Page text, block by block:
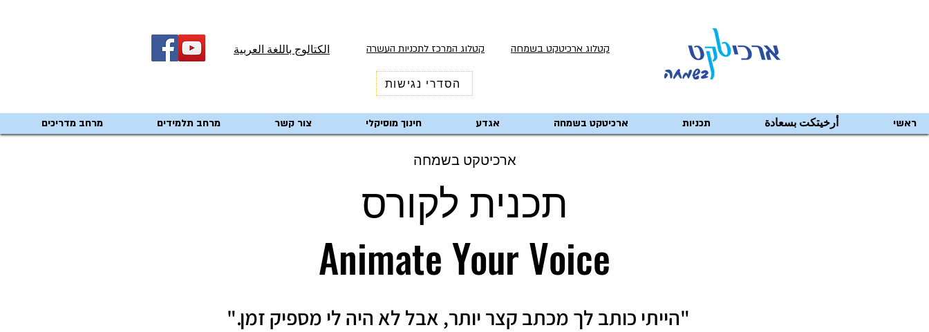
الكتالوج باللغة العربية קטלוג המרכז לתכניות העשרה קטלוג ארכיטקט בשמחה
הסדרי נגישות
ראשי أرخيتكت بسعادة תכניות ארכיטקט בשמחה אגדע חינוך מוסיקלי צור קשר מרחב תלמידים מרחב מדריכים
ארכיטקט בשמחה
תכנית לקורס
Animate Your Voice
"הייתי כותב לך מכתב קצר יותר, אבל לא היה לי מספיק זמן."